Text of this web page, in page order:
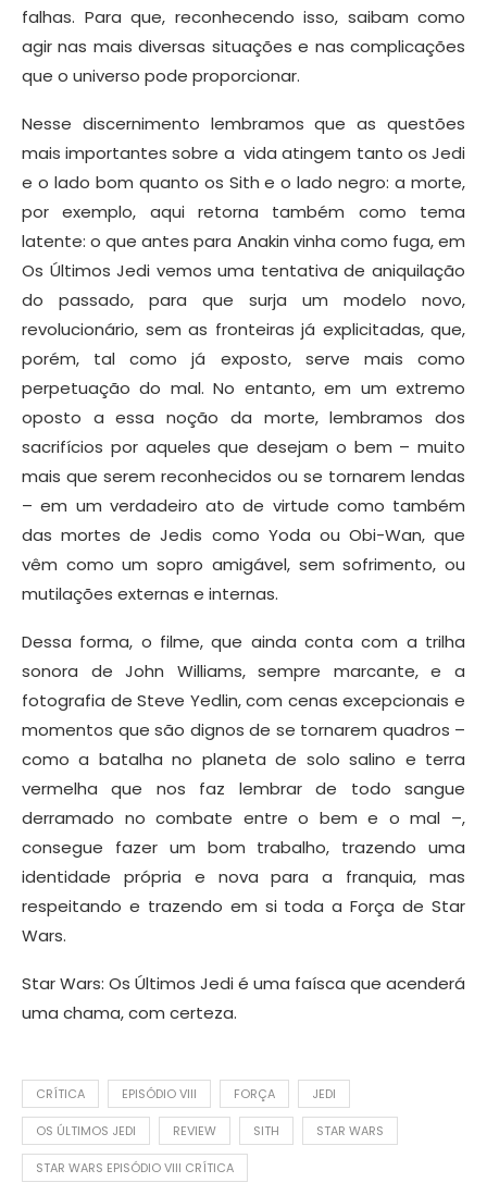
falhas. Para que, reconhecendo isso, saibam como
agir nas mais diversas situações e nas complicações
que o universo pode proporcionar.
Nesse discernimento lembramos que as questões
mais importantes sobre a vida atingem tanto os Jedi
e o lado bom quanto os Sith e o lado negro: a morte,
por exemplo, aqui retorna também como tema
latente: o que antes para Anakin vinha como fuga, em
Os Últimos Jedi vemos uma tentativa de aniquilação
do passado, para que surja um modelo novo,
revolucionário, sem as fronteiras já explicitadas, que,
porém, tal como já exposto, serve mais como
perpetuação do mal. No entanto, em um extremo
oposto a essa noção da morte, lembramos dos
sacrifícios por aqueles que desejam o bem – muito
mais que serem reconhecidos ou se tornarem lendas
– em um verdadeiro ato de virtude como também
das mortes de Jedis como Yoda ou Obi-Wan, que
vêm como um sopro amigável, sem sofrimento, ou
mutilações externas e internas.
Dessa forma, o filme, que ainda conta com a trilha
sonora de John Williams, sempre marcante, e a
fotografia de Steve Yedlin, com cenas excepcionais e
momentos que são dignos de se tornarem quadros –
como a batalha no planeta de solo salino e terra
vermelha que nos faz lembrar de todo sangue
derramado no combate entre o bem e o mal –,
consegue fazer um bom trabalho, trazendo uma
identidade própria e nova para a franquia, mas
respeitando e trazendo em si toda a Força de Star
Wars.
Star Wars: Os Últimos Jedi é uma faísca que acenderá
uma chama, com certeza.
CRÍTICA EPISÓDIO VIII FORÇA JEDI
OS ÚLTIMOS JEDI REVIEW SITH STAR WARS
STAR WARS EPISÓDIO VIII CRÍTICA